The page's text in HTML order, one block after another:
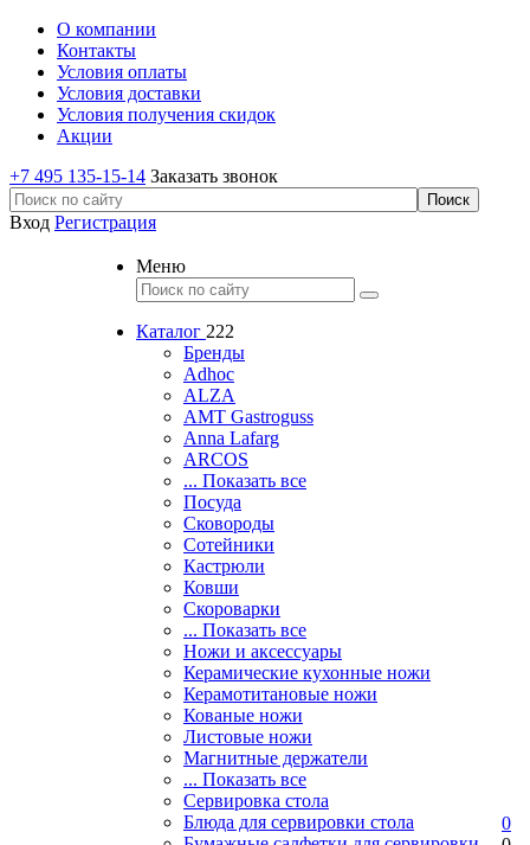
О компании
Контакты
Условия оплаты
Условия доставки
Условия получения скидок
Акции
+7 495 135-15-14 Заказать звонок
Вход Регистрация
Меню
Каталог 222
Бренды
Adhoc
ALZA
AMT Gastroguss
Anna Lafarg
ARCOS
... Показать все
Посуда
Сковороды
Сотейники
Кастрюли
Ковши
Скороварки
... Показать все
Ножи и аксессуары
Керамические кухонные ножи
Керамотитановые ножи
Кованые ножи
Листовые ножи
Магнитные держатели
... Показать все
Сервировка стола
Блюда для сервировки стола
0